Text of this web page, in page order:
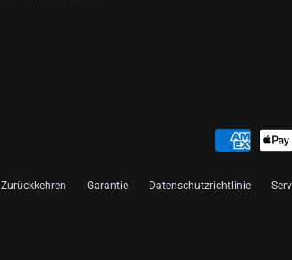
Zurückkehren Garantie Datenschutzrichtlinie